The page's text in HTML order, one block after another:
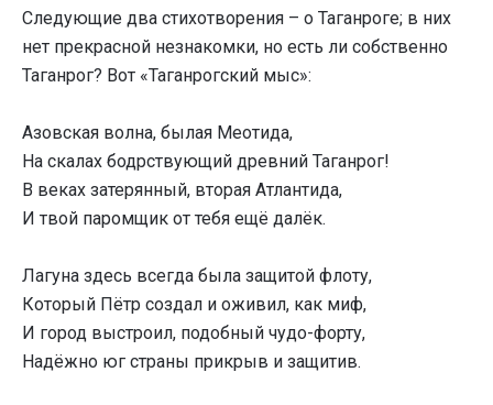
Следующие два стихотворения – о Таганроге; в них
нет прекрасной незнакомки, но есть ли собственно
Таганрог? Вот «Таганрогский мыс»:
Азовская волна, былая Меотида,
На скалах бодрствующий древний Таганрог!
В веках затерянный, вторая Атлантида,
И твой паромщик от тебя ещё далёк.
Лагуна здесь всегда была защитой флоту,
Который Пётр создал и оживил, как миф,
И город выстроил, подобный чудо-форту,
Надёжно юг страны прикрыв и защитив.